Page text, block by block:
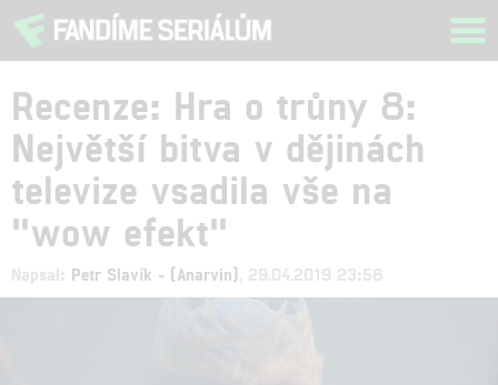
Recenze: Hra o trůny 8:
Největší bitva v dějinách
televize vsadila vše na
"wow efekt"
Napsal: Petr Slavík - (Anarvin) , 29.04.2019 23:58